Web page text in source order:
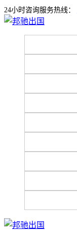
24小时咨询服务热线：